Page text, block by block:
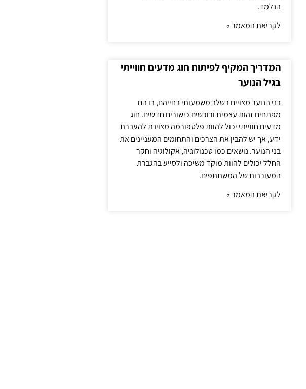
הנלמד.
לקריאת המאמר »
המדריך המקיף לפיתוח חוג מדעים חווייתי
בגיל הנוער
בני הנוער מצויים בשלב משמעותי בחייהם, בו הם
מפתחים זהות עצמית ורוכשים כישורים חדשים. חוג
מדעים חווייתי יכול להוות פלטפורמה מצוינת להעברת
ידע, אך יש להבין את הצרכים והתחומים המעניינים את
בני הנוער. נושאים כמו טכנולוגיה, אקולוגיה וחקר
החלל יכולים להוות מוקד משיכה ולסייע בהגברת
המעורבות של המשתתפים.
לקריאת המאמר »